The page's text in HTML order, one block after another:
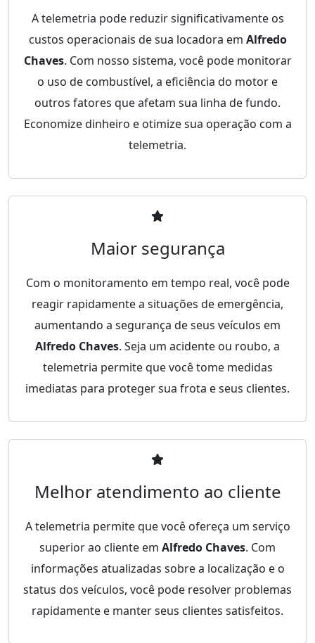
A telemetria pode reduzir significativamente os
custos operacionais de sua locadora em Alfredo
Chaves. Com nosso sistema, você pode monitorar
o uso de combustível, a eficiência do motor e
outros fatores que afetam sua linha de fundo.
Economize dinheiro e otimize sua operação com a
telemetria.
Maior segurança
Com o monitoramento em tempo real, você pode
reagir rapidamente a situações de emergência,
aumentando a segurança de seus veículos em
Alfredo Chaves. Seja um acidente ou roubo, a
telemetria permite que você tome medidas
imediatas para proteger sua frota e seus clientes.
Melhor atendimento ao cliente
A telemetria permite que você ofereça um serviço
superior ao cliente em Alfredo Chaves. Com
informações atualizadas sobre a localização e o
status dos veículos, você pode resolver problemas
rapidamente e manter seus clientes satisfeitos.